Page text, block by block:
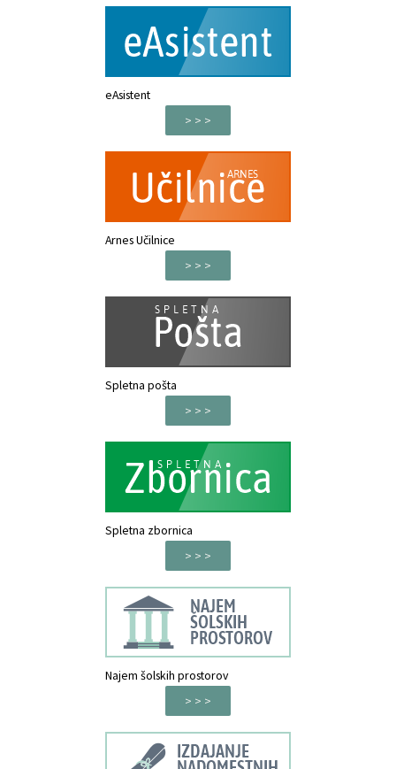
eAsistent
> > >
Arnes Učilnice
> > >
Spletna pošta
> > >
Spletna zbornica
> > >
Najem šolskih prostorov
> > >